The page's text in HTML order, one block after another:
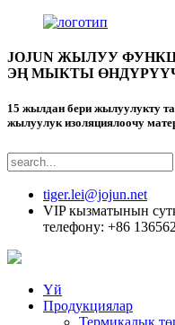
JOJUN ЖЫЛУУ
ЭҢ МЫКТЫ
15 жылдан бери жылуулукту
жылуулук изоляциялоочу
tiger.lei@jojun.net
VIP кызматынын
телефону: +86
Үй
Продукциялар
Термикалык